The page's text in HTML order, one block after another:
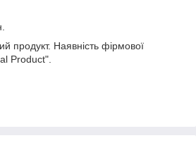
продукт. Наявність фірмової
Product".